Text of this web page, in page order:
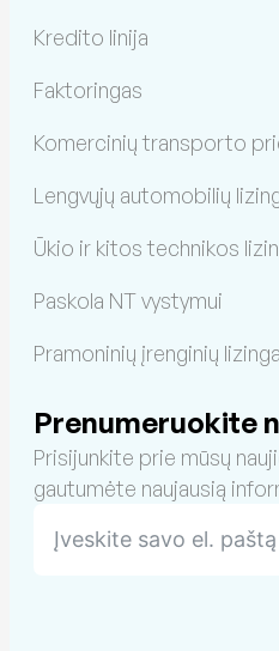
Kredito linija
Faktoringas
Komercinių transporto
Lengvųjų automobilių
Ūkio ir kitos technikos
Paskola NT vystymui
Pramoninių įrenginių
Prenumeruokite
Prisijunkite prie mūsų
gautumėte naujausią